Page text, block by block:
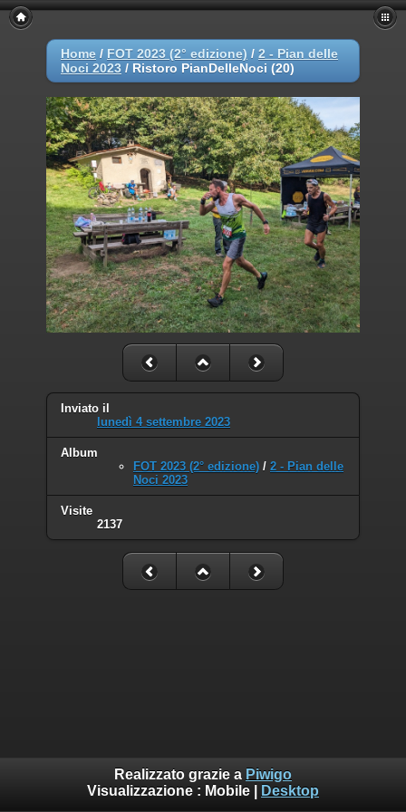
Home / FOT 2023 (2° edizione) / 2 - Pian delle
Noci 2023 / Ristoro PianDelleNoci (20)
Inviato il
lunedì 4 settembre 2023
Album
FOT 2023 (2° edizione) / 2 - Pian delle
Noci 2023
Visite
2137
Realizzato grazie a Piwigo
Visualizzazione : Mobile Desktop